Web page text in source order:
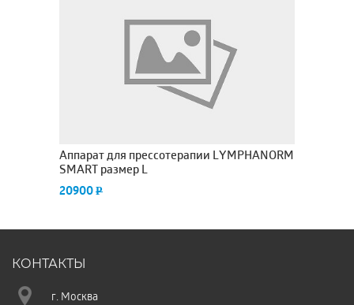
Аппарат для прессотерапии LYMPHANORM
SMART размер L
20900 P
КОНТАКТЫ
г. Москва